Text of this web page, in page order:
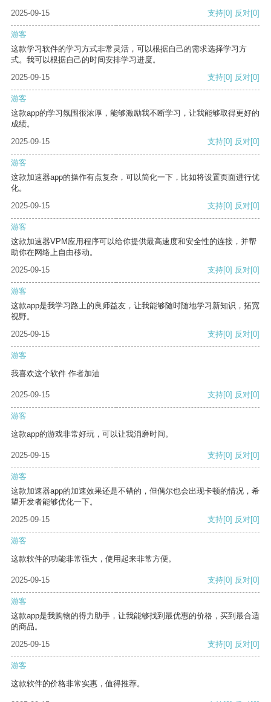
2025-09-15 支持[0] 反对[0]
游客
这款学习软件的学习方式非常灵活，可以根据自己的需求选择学习方
式。我可以根据自己的时间安排学习进度。
2025-09-15
支持[0] 反对[0]
游客
这款app的学习氛围很浓厚，能够激励我不断学习，让我能够取得更好的
成绩。
2025-09-15
支持[0] 反对[0]
游客
这款加速器app的操作有点复杂，可以简化一下，比如将设置页面进行优
化。
2025-09-15
支持[0] 反对[0]
游客
这款加速器VPM应用程序可以给你提供最高速度和安全性的连接，并帮
助你在网络上自由移动。
2025-09-15
支持[0] 反对[0]
游客
这款app是我学习路上的良师益友，让我能够随时随地学习新知识，拓宽
视野。
2025-09-15
支持[0] 反对[0]
游客
我喜欢这个软件 作者加油
2025-09-15 支持[0] 反对[0]
游客
这款app的游戏非常好玩，可以让我消磨时间。
2025-09-15 支持[0] 反对[0]
游客
这款加速器app的加速效果还是不错的，但偶尔也会出现卡顿的情况，希
望开发者能够优化一下。
2025-09-15
支持[0] 反对[0]
游客
这款软件的功能非常强大，使用起来非常方便。
2025-09-15 支持[0] 反对[0]
游客
这款app是我购物的得力助手，让我能够找到最优惠的价格，买到最合适
的商品。
2025-09-15
支持[0] 反对[0]
游客
这款软件的价格非常实惠，值得推荐。